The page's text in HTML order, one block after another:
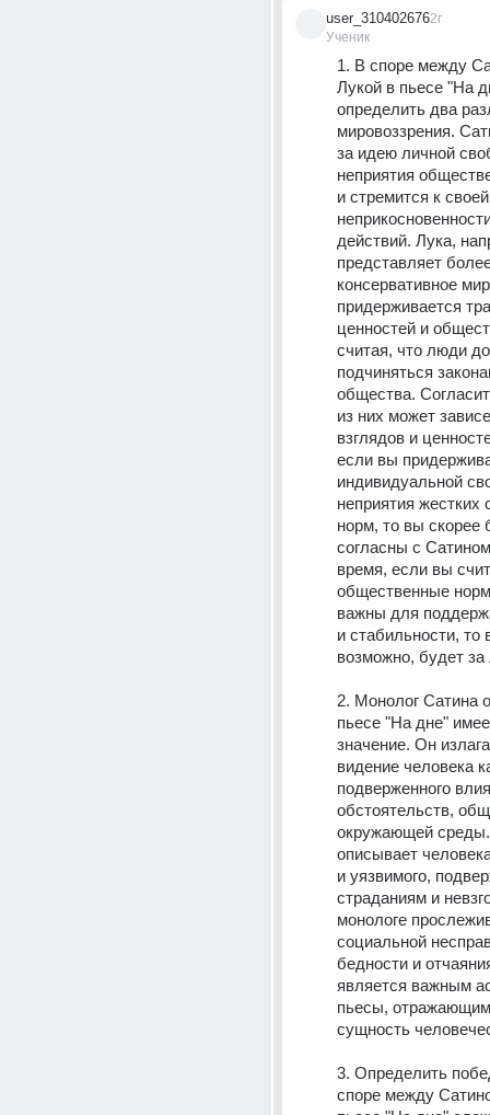
user_310402676
Ученик
2г
1. В споре между
Лукой в пьесе "На
определить два
мировоззрения.
за идею личной
неприятия
и стремится к своей
действий. Лука,
представляет
консервативное
придерживается
ценностей и
считая, что люди
подчиняться
общества.
из них может
взглядов и
если вы
индивидуальной
неприятия жестких
норм, то вы скорее
согласны с
время, если вы
общественные
важны для
и стабильности,
возможно, будет за
2. Монолог Сатина
пьесе "На дне"
значение. Он
видение человека
подверженного
обстоятельств,
окружающей
описывает
и уязвимого,
страданиям и
монологе
социальной
бедности и
является важным
пьесы, отражающим
сущность
3. Определить
споре между